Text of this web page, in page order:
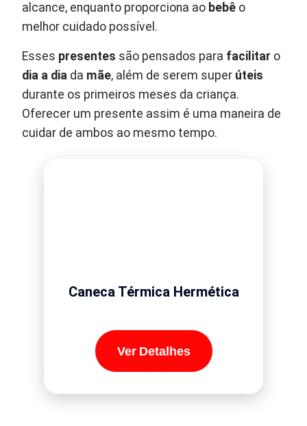
alcance, enquanto proporciona ao bebê o
melhor cuidado possível.
Esses presentes são pensados para facilitar o
dia a dia da mãe, além de serem super úteis
durante os primeiros meses da criança.
Oferecer um presente assim é uma maneira de
cuidar de ambos ao mesmo tempo.
Caneca Térmica Hermética
Ver Detalhes